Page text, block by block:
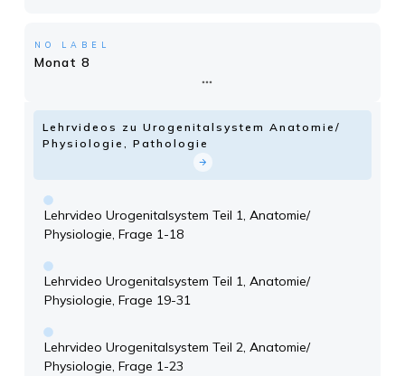
NO LABEL
Monat 8
Lehrvideos zu Urogenitalsystem Anatomie/
Physiologie, Pathologie
Lehrvideo Urogenitalsystem Teil 1, Anatomie/
Physiologie, Frage 1-18
Lehrvideo Urogenitalsystem Teil 1, Anatomie/
Physiologie, Frage 19-31
Lehrvideo Urogenitalsystem Teil 2, Anatomie/
Physiologie, Frage 1-23